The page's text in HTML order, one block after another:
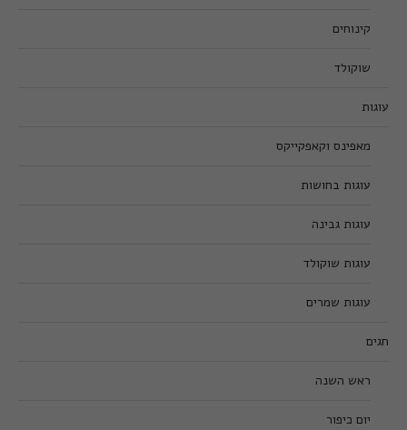
קינוחים
שוקולד
עוגות
מאפינס וקאפקייקס
עוגות בחושות
עוגות גבינה
עוגות שוקולד
עוגות שמרים
חגים
ראש השנה
יום כיפור